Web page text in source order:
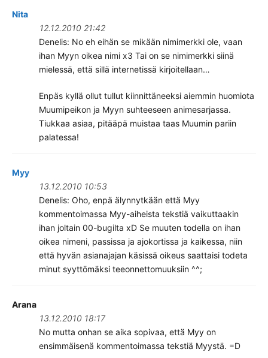
Nita
12.12.2010 21:42
Denelis: No eh eihän se mikään nimimerkki ole, vaan
ihan Myyn oikea nimi x3 Tai on se nimimerkki siinä
mielessä, että sillä internetissä kirjoitellaan…
Enpäs kyllä ollut tullut kiinnittäneeksi aiemmin huomiota
Muumipeikon ja Myyn suhteeseen animesarjassa.
Tiukkaa asiaa, pitääpä muistaa taas Muumin pariin
palatessa!
Myy
13.12.2010 10:53
Denelis: Oho, enpä älynnytkään että Myy
kommentoimassa Myy-aiheista tekstiä vaikuttaakin
ihan joltain 00-bugilta xD Se muuten todella on ihan
oikea nimeni, passissa ja ajokortissa ja kaikessa, niin
että hyvän asianajajan käsissä oikeus saattaisi todeta
minut syyttömäksi teeonnettomuuksiin ^^;
Arana
13.12.2010 18:17
No mutta onhan se aika sopivaa, että Myy on
ensimmäisenä kommentoimassa tekstiä Myystä. =D